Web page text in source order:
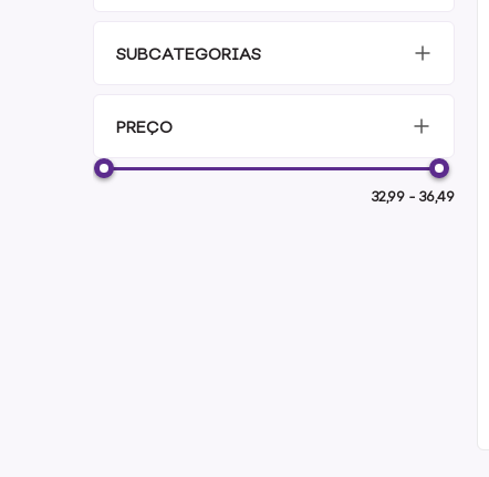
SUBCATEGORIAS
PREÇO
32,99 - 36,49